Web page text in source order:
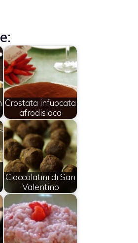
Crostata infuocata
afrodisiaca
Cioccolatini di San
Valentino